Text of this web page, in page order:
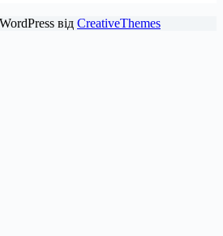
від CreativeThemes